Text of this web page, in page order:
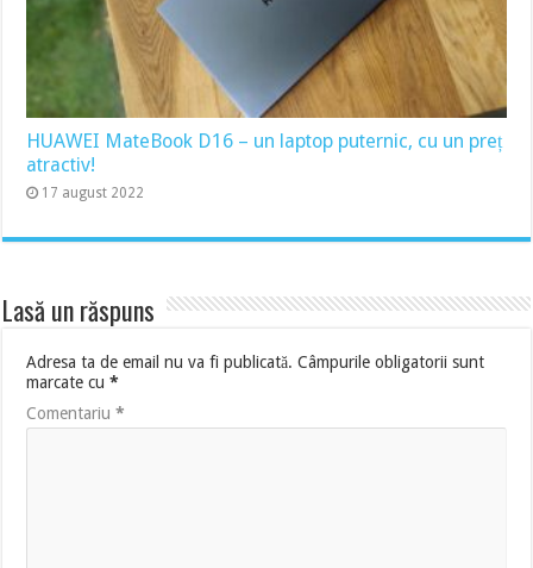
HUAWEI MateBook D16 – un laptop puternic, cu un preț
atractiv!
17 august 2022
Lasă un răspuns
Adresa ta de email nu va fi publicată. Câmpurile obligatorii sunt
marcate cu*
Comentariu*